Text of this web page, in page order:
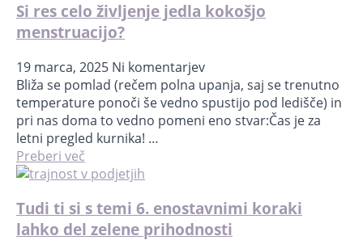
Si res celo življenje jedla kokošjo
menstruacijo?
19 marca, 2025 Ni komentarjev
Bliža se pomlad (rečem polna upanja, saj se trenutno
temperature ponoči še vedno spustijo pod ledišče) in
pri nas doma to vedno pomeni eno stvar:Čas je za
letni pregled kurnika! …
Preberi več
Tudi ti si s temi 6. enostavnimi koraki
lahko del zelene prihodnosti